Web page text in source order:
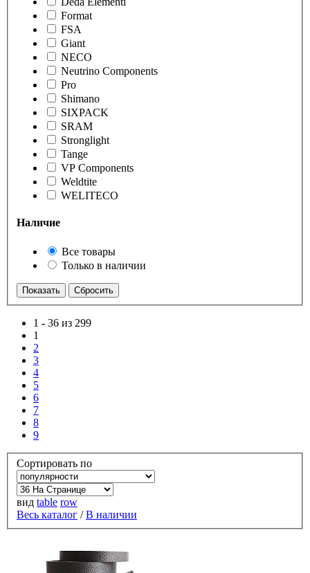
Format
FSA
Giant
NECO
Neutrino Components
Pro
Shimano
SIXPACK
SRAM
Stronglight
Tange
VP Components
Weldtite
WELITECO
Наличие
Все товары
Только в наличии
1 - 36 из 299
1
2
3
4
5
6
7
8
9
Сортировать по
вид table row
Весь каталог /В наличии